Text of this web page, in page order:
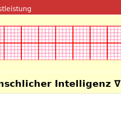
Inhalt
Intelligenz ∇